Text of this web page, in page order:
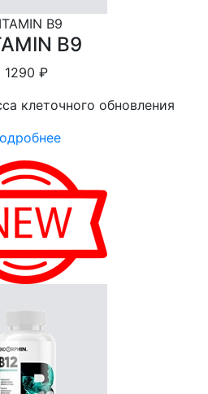
B9
B9
1290 ₽
клеточного обновления